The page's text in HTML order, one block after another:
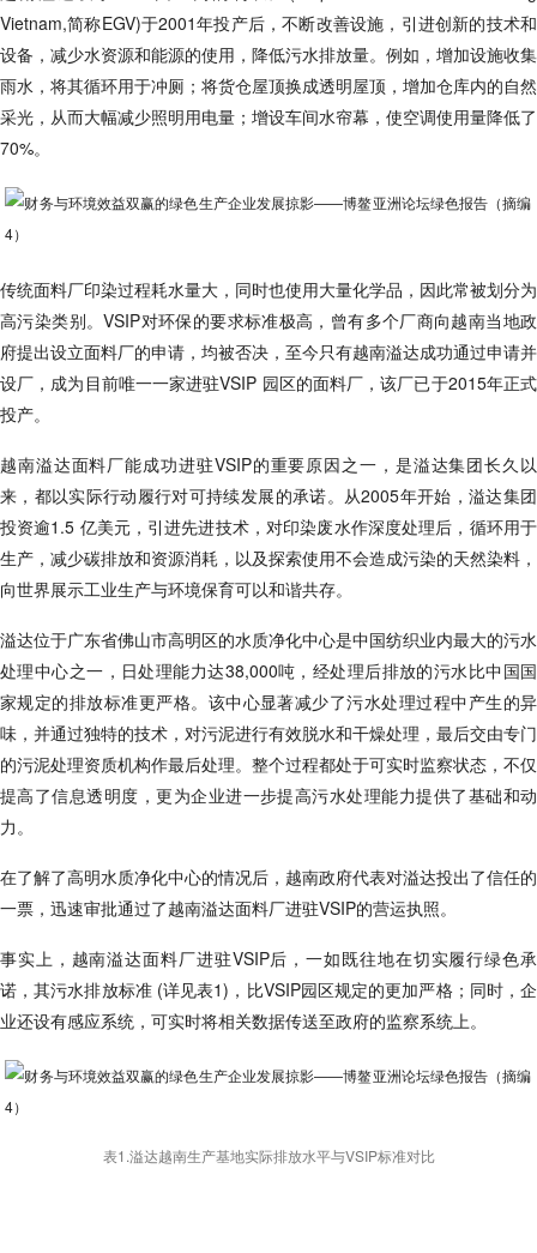
Vietnam,简称EGV)于2001年投产后，不断改善设施，引进创新的技术和
设备，减少水资源和能源的使用，降低污水排放量。例如，增加设施收集
雨水，将其循环用于冲厕；将货仓屋顶换成透明屋顶，增加仓库内的自然
采光，从而大幅减少照明用电量；增设车间水帘幕，使空调使用量降低了
70%。
传统面料厂印染过程耗水量大，同时也使用大量化学品，因此常被划分为
高污染类别。VSIP对环保的要求标准极高，曾有多个厂商向越南当地政
府提出设立面料厂的申请，均被否决，至今只有越南溢达成功通过申请并
设厂，成为目前唯一一家进驻VSIP 园区的面料厂，该厂已于2015年正式
投产。
越南溢达面料厂能成功进驻VSIP的重要原因之一，是溢达集团长久以
来，都以实际行动履行对可持续发展的承诺。从2005年开始，溢达集团
投资逾1.5 亿美元，引进先进技术，对印染废水作深度处理后，循环用于
生产，减少碳排放和资源消耗，以及探索使用不会造成污染的天然染料，
向世界展示工业生产与环境保育可以和谐共存。
溢达位于广东省佛山市高明区的水质净化中心是中国纺织业内最大的污水
处理中心之一，日处理能力达38,000吨，经处理后排放的污水比中国国
家规定的排放标准更严格。该中心显著减少了污水处理过程中产生的异
味，并通过独特的技术，对污泥进行有效脱水和干燥处理，最后交由专门
的污泥处理资质机构作最后处理。整个过程都处于可实时监察状态，不仅
提高了信息透明度，更为企业进一步提高污水处理能力提供了基础和动
力。
在了解了高明水质净化中心的情况后，越南政府代表对溢达投出了信任的
一票，迅速审批通过了越南溢达面料厂进驻VSIP的营运执照。
事实上，越南溢达面料厂进驻VSIP后，一如既往地在切实履行绿色承
诺，其污水排放标准 (详见表1)，比VSIP园区规定的更加严格；同时，企
业还设有感应系统，可实时将相关数据传送至政府的监察系统上。
表1.溢达越南生产基地实际排放水平与VSIP标准对比